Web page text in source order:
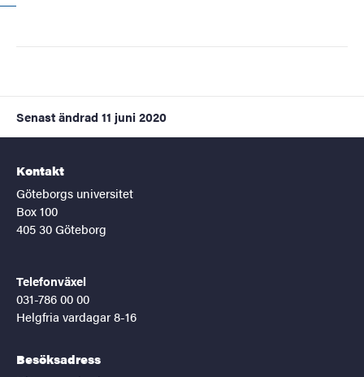
Senast ändrad 11 juni 2020
Kontakt
Göteborgs universitet
Box 100
405 30 Göteborg
Telefonväxel
031-786 00 00
Helgfria vardagar 8-16
Besöksadress